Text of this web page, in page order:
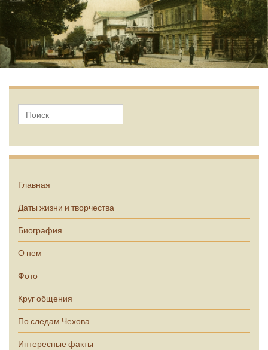
Главная
Даты жизни и творчества
Биография
О нем
Фото
Круг общения
По следам Чехова
Интересные факты